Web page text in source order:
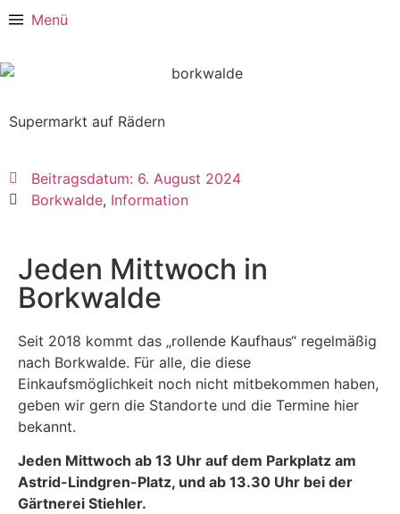
Menü
Supermarkt auf Rädern
Beitragsdatum: 6. August 2024
Borkwalde, Information
Jeden Mittwoch in
Borkwalde
Seit 2018 kommt das „rollende Kaufhaus“ regelmäßig
nach Borkwalde. Für alle, die diese
Einkaufsmöglichkeit noch nicht mitbekommen haben,
geben wir gern die Standorte und die Termine hier
bekannt.
Jeden Mittwoch ab 13 Uhr auf dem Parkplatz am
Astrid-Lindgren-Platz, und ab 13.30 Uhr bei der
Gärtnerei Stiehler.